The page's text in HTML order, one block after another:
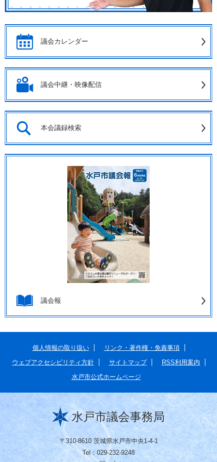
議会カレンダー
議会中継・映像配信
本会議録検索
議会報
個人情報の取り扱い
リンク・著作権・免責事項
ウェブアクセシビリティ方針
サイトマップ
RSS利用案内
水戸市公式ホームページ
水戸市議会事務局
〒310-8610 茨城県水戸市中央1-4-1
Tel：029-232-9248